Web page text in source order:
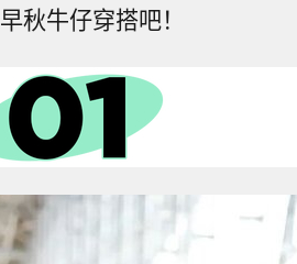
秋牛仔穿搭吧！